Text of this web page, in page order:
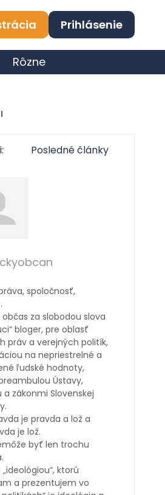
Prihlásenie
Rôzne
Posledné články
spoločnosť,
za slobodou slova
bloger, pre oblasť
práv a verejných politík,
na nepriestrelné a
ľudské hodnoty,
Ústavy,
a zákonmi Slovenskej
je pravda a lož a
je lož.
byť len trochu
ktorú
a prezentujem vo